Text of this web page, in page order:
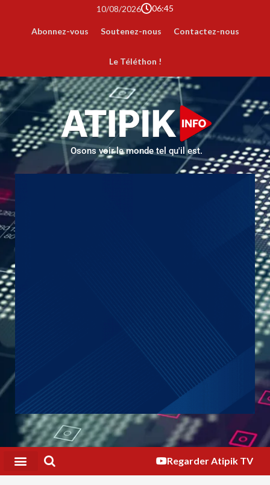
10/08/2026 06:45
Abonnez-vous Soutenez-nous Contactez-nous
Le Téléthon !
Osons voir le monde tel qu'il est.
Regarder Atipik TV